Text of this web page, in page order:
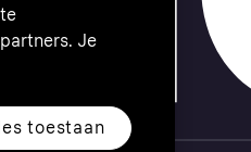
Je
toestaan